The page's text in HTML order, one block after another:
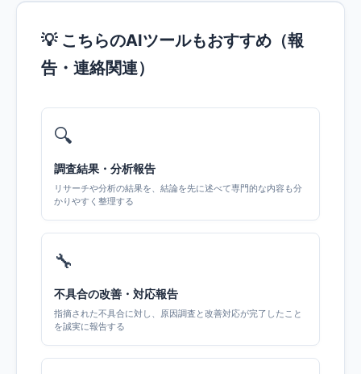
💡 こちらのAIツールもおすすめ（報
告・連絡関連）
🔍
調査結果・分析報告
リサーチや分析の結果を、結論を先に述べて専門的な内容も分
かりやすく整理する
🔧
不具合の改善・対応報告
指摘された不具合に対し、原因調査と改善対応が完了したこと
を誠実に報告する